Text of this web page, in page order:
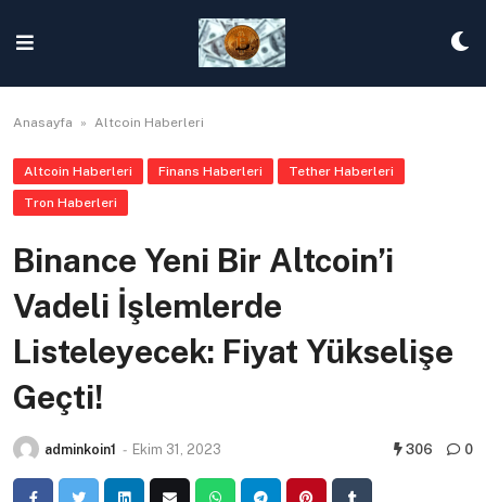
content
Anasayfa » Altcoin Haberleri
Altcoin Haberleri Finans Haberleri Tether Haberleri
Tron Haberleri
Binance Yeni Bir Altcoin’i
Vadeli İşlemlerde
Listeleyecek: Fiyat Yükselişe
Geçti!
adminkoin1 - Ekim 31, 2023 306 0